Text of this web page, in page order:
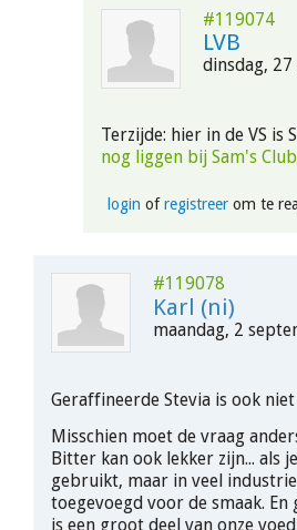
#119074
LVB
dinsdag, 27
Terzijde: hier in de VS is
nog liggen bij Sam's Club
login ofregistreerom te
#119078
Karl (ni)
maandag, 2
Geraffineerde Stevia is ook
Misschien moet de vraag
Bitter kan ook lekker zijn... als
gebruikt, maar in veel
toegevoegd voor de smaak.
is een groot deel van onze